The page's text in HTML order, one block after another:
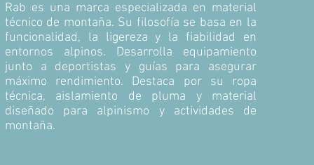
Rab es una marca especializada en material
técnico de montaña. Su filosofía se basa en la
funcionalidad, la ligereza y la fiabilidad en
entornos alpinos. Desarrolla equipamiento
junto a deportistas y guías para asegurar
máximo rendimiento. Destaca por su ropa
técnica, aislamiento de pluma y material
diseñado para alpinismo y actividades de
montaña.